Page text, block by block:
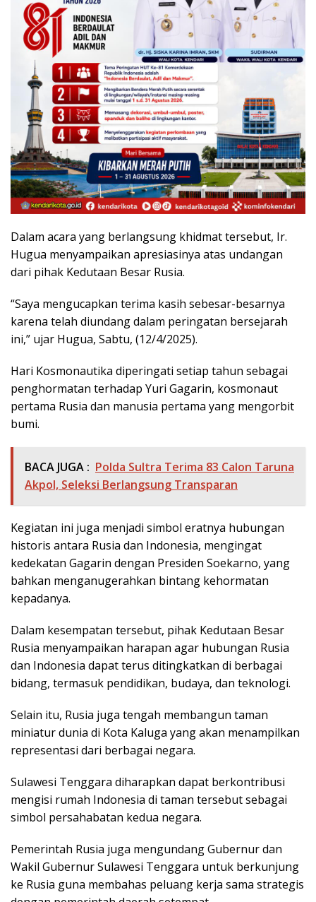
Dalam acara yang berlangsung khidmat tersebut, Ir.
Hugua menyampaikan apresiasinya atas undangan
dari pihak Kedutaan Besar Rusia.
“Saya mengucapkan terima kasih sebesar-besarnya
karena telah diundang dalam peringatan bersejarah
ini,” ujar Hugua, Sabtu, (12/4/2025).
Hari Kosmonautika diperingati setiap tahun sebagai
penghormatan terhadap Yuri Gagarin, kosmonaut
pertama Rusia dan manusia pertama yang mengorbit
bumi.
BACA JUGA : Polda Sultra Terima 83 Calon Taruna
Akpol, Seleksi Berlangsung Transparan
Kegiatan ini juga menjadi simbol eratnya hubungan
historis antara Rusia dan Indonesia, mengingat
kedekatan Gagarin dengan Presiden Soekarno, yang
bahkan menganugerahkan bintang kehormatan
kepadanya.
Dalam kesempatan tersebut, pihak Kedutaan Besar
Rusia menyampaikan harapan agar hubungan Rusia
dan Indonesia dapat terus ditingkatkan di berbagai
bidang, termasuk pendidikan, budaya, dan teknologi.
Selain itu, Rusia juga tengah membangun taman
miniatur dunia di Kota Kaluga yang akan menampilkan
representasi dari berbagai negara.
Sulawesi Tenggara diharapkan dapat berkontribusi
mengisi rumah Indonesia di taman tersebut sebagai
simbol persahabatan kedua negara.
Pemerintah Rusia juga mengundang Gubernur dan
Wakil Gubernur Sulawesi Tenggara untuk berkunjung
ke Rusia guna membahas peluang kerja sama strategis